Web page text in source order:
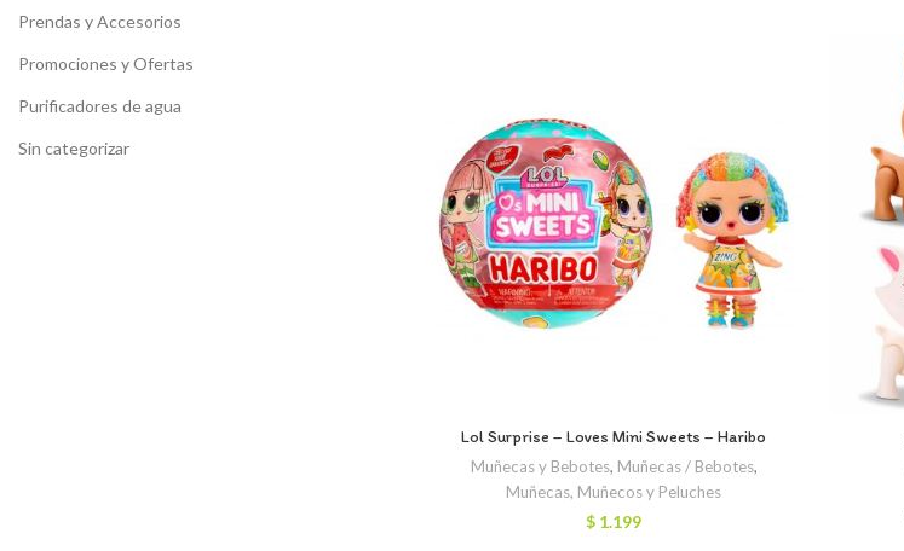
Prendas y Accesorios
Promociones y Ofertas
Purificadores de agua
Sin categorizar
Lol Surprise – Loves Mini Sweets – Haribo
Muñecas y Bebotes, Muñecas / Bebotes,
Muñecas, Muñecos y Peluches
$ 1.199